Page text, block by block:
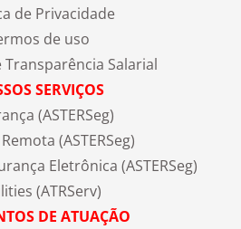
de Privacidade
de uso
Transparência Salarial
SERVIÇOS
(ASTERSeg)
(ASTERSeg)
Eletrônica (ASTERSeg)
(ATRServ)
DE ATUAÇÃO